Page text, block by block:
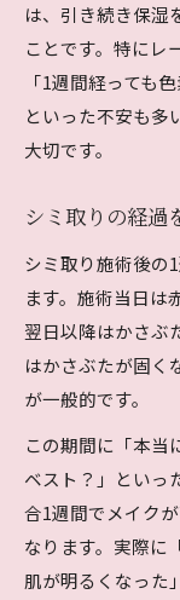
は、引き続き保湿
ことです。特にレ
「1週間経っても
といった不安も多
大切です。
シミ取りの経過
シミ取り施術後の
ます。施術当日は
翌日以降はかさぶ
はかさぶたが固く
が一般的です。
この期間に「本当
ベスト？」といっ
合1週間でメイク
なります。実際に
肌が明るくなった